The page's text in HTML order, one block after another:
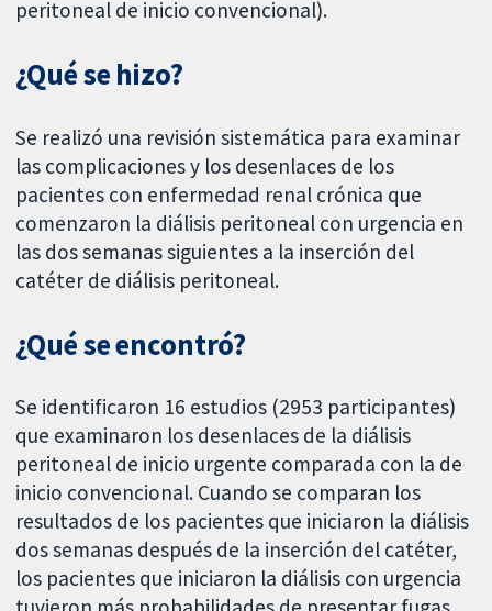
peritoneal de inicio convencional).
¿Qué se hizo?
Se realizó una revisión sistemática para examinar
las complicaciones y los desenlaces de los
pacientes con enfermedad renal crónica que
comenzaron la diálisis peritoneal con urgencia en
las dos semanas siguientes a la inserción del
catéter de diálisis peritoneal.
¿Qué se encontró?
Se identificaron 16 estudios (2953 participantes)
que examinaron los desenlaces de la diálisis
peritoneal de inicio urgente comparada con la de
inicio convencional. Cuando se comparan los
resultados de los pacientes que iniciaron la diálisis
dos semanas después de la inserción del catéter,
los pacientes que iniciaron la diálisis con urgencia